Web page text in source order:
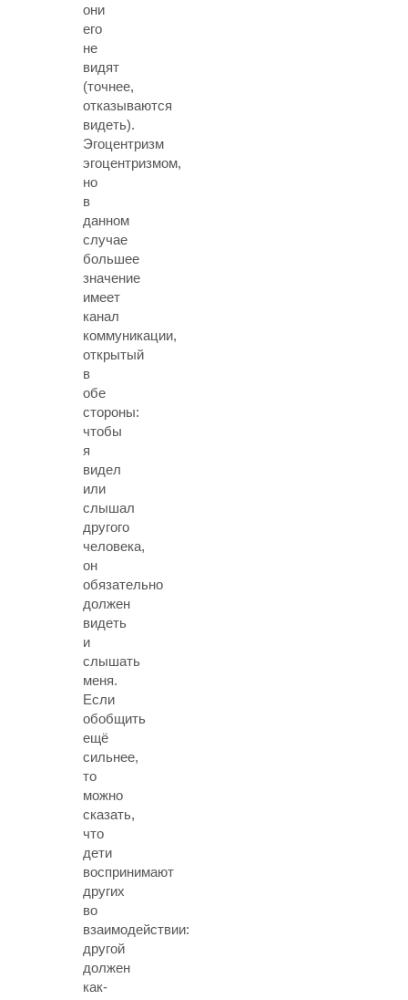
они
его
не
видят
(точнее,
отказываются
видеть).
Эгоцентризм
эгоцентризмом,
но
в
данном
случае
большее
значение
имеет
канал
коммуникации,
открытый
в
обе
стороны:
чтобы
я
видел
или
слышал
другого
человека,
он
обязательно
должен
видеть
и
слышать
меня.
Если
обобщить
ещё
сильнее,
то
можно
сказать,
что
дети
воспринимают
других
во
взаимодействии:
другой
должен
как-